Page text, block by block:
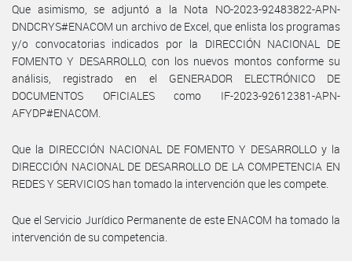
Que asimismo, se adjuntó a la Nota NO-2023-92483822-APN-
DNDCRYS#ENACOM un archivo de Excel, que enlista los programas
y/o convocatorias indicados por la DIRECCIÓN NACIONAL DE
FOMENTO Y DESARROLLO, con los nuevos montos conforme su
análisis, registrado en el GENERADOR ELECTRÓNICO DE
DOCUMENTOS OFICIALES como IF-2023-92612381-APN-
AFYDP#ENACOM.
Que la DIRECCIÓN NACIONAL DE FOMENTO Y DESARROLLO y la
DIRECCIÓN NACIONAL DE DESARROLLO DE LA COMPETENCIA EN
REDES Y SERVICIOS han tomado la intervención que les compete.
Que el Servicio Jurídico Permanente de este ENACOM ha tomado la
intervención de su competencia.